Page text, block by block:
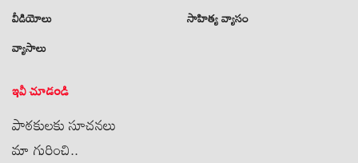
వీడియోలు
వ్యాసాలు
సాహిత్య వ్యాసం
ఇవీ చూడండి
పాఠకులకు సూచనలు
మా గురించి..